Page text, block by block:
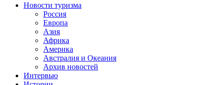
Новости туризма
Россия
Европа
Азия
Африка
Америка
Австралия и Океания
Архив новостей
Интервью